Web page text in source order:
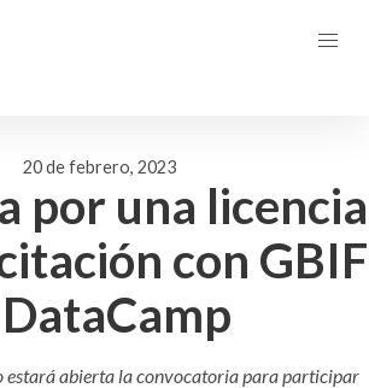
20 de febrero, 2023
por una licencia
con GBIF
estará abierta la convocatoria para participar